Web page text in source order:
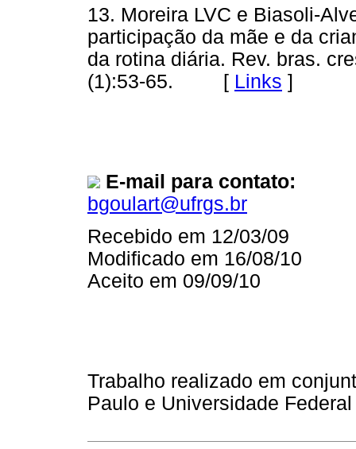
13. Moreira LVC e Biasoli-
participação da mãe e da
da rotina diária. Rev. bras.
(1):53-65. [ Links ]
E-mail para contato:
bgoulart@ufrgs.br
Recebido em 12/03/09
Modificado em 16/08/10
Aceito em 09/09/10
Trabalho realizado em
Paulo e Universidade